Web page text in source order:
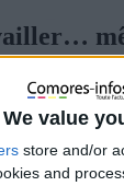
We value
store and/or
and
serez
l’hôpital
Actualités